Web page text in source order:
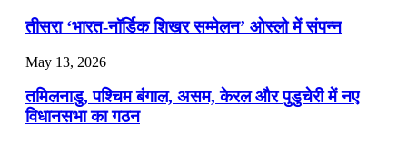
📝 डेली करेंट अफेयर्स: 19-21 जुलाई 2026
July 19, 2026
📝 डेली करेंट अफेयर्स: 16-18 जुलाई 2026
तीसरा ‘भारत-नॉर्डिक शिखर सम्मेलन’ ओस्लो में संपन्न
May 13, 2026
तमिलनाडु, पश्चिम बंगाल, असम, केरल और पुडुचेरी में नए
विधानसभा का गठन